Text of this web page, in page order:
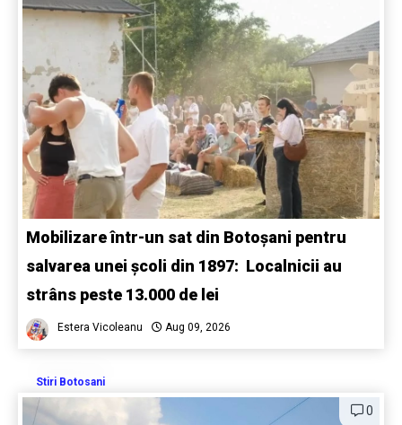
Mobilizare într-un sat din Botoșani pentru
salvarea unei școli din 1897: Localnicii au
strâns peste 13.000 de lei
Estera Vicoleanu Aug 09, 2026
Stiri Botosani
0